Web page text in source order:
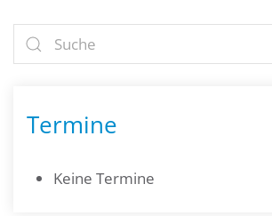
Termine
Keine Termine